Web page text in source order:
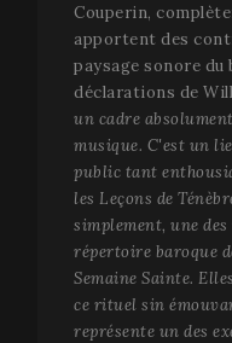
Couperin,
apportent des
paysage sonore du
déclarations de
un cadre
musique. C'est un
public tant
les Leçons de
simplement, une
répertoire baroque
Semaine Sainte.
ce rituel sin
représente un des